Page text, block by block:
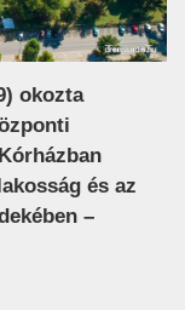
okozta
és az
–